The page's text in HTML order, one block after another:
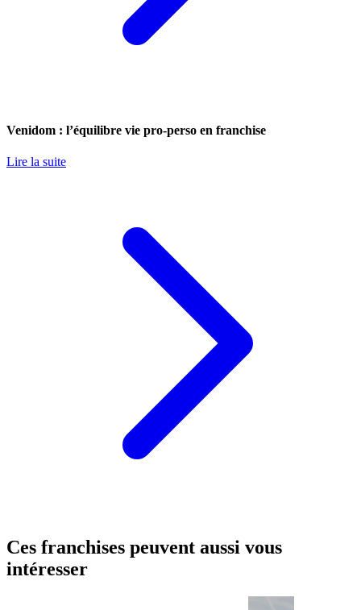
Venidom : l’équilibre vie pro-perso en franchise
Lire la suite
Ces franchises peuvent aussi vous
intéresser